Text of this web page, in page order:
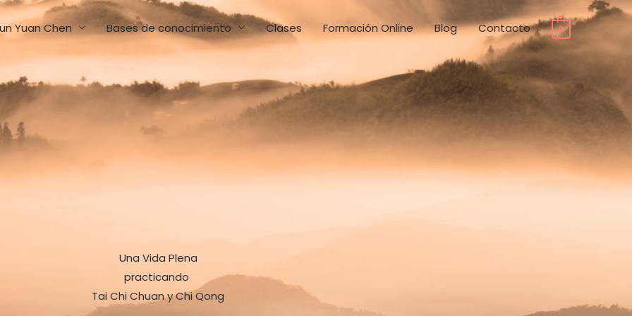
Yuan Chen Bases de conocimiento Clases Formación Online Blog Contacto 0
Una Vida Plena
practicando
Tai Chi Chuan y Chi Qong